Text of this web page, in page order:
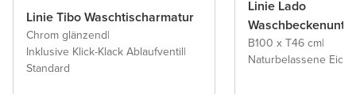
Linie Tibo Waschtischarmatur
Chrom glänzend|
Inklusive Klick-Klack Ablaufventil|
Standard
Linie Lado
B100 x T46 cm|
Naturbelassene Eiche